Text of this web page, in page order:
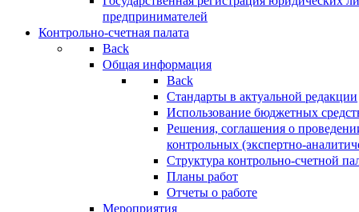
предпринимателей
Контрольно-счетная палата
Back
Общая информация
Back
Стандарты в актуальной редакции
Использование бюджетных
Решения, соглашения о
контрольных (экспертно-
Структура контрольно-счетной
Планы работ
Отчеты о работе
Мероприятия